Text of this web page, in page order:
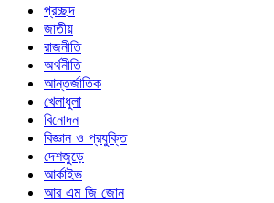
প্রচ্ছদ
জাতীয়
রাজনীতি
অর্থনীতি
আন্তর্জাতিক
খেলাধুলা
বিনোদন
বিজ্ঞান ও প্রযুক্তি
দেশজুড়ে
আর্কাইভ
আর এম জি জোন